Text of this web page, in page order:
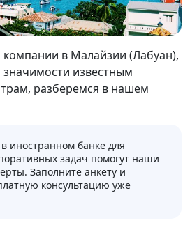
в Малайзии (Лабуан),
значимости известным
разберемся в нашем
иностранном банке для
задач помогут наши
Заполните анкету и
консультацию уже